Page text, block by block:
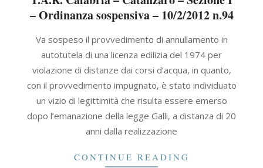
– Ordinanza sospensiva – 10/2/2012 n.94
02-Va sospeso il provvedimento di annullamento in
autotutela di una licenza edilizia del 1974 per
violazione di distanze dai corsi d’acqua, in quanto,
con il provvedimento impugnato, è stato individuato
un vizio di legittimità che risulta essere emerso
dopo l’emanazione della legge Galli, a distanza di 20
anni dalla realizzazione
CONTINUE READING